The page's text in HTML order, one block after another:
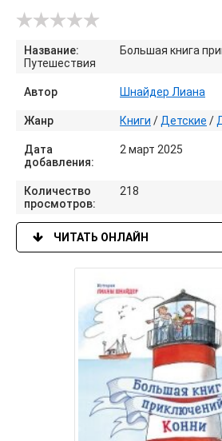
Название:
Большая книга
Путешествия
Автор Шнайдер Лиана
Жанр Книги / Детские /
Дата
добавления:
2 март 2025
Количество
просмотров:
218
ЧИТАТЬ ОНЛАЙН